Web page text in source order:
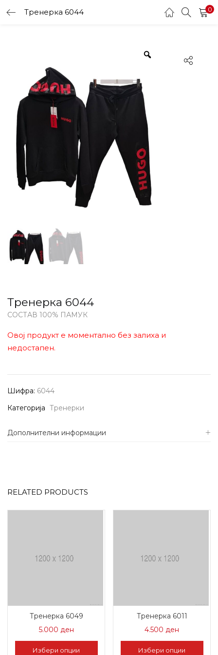
Тренерка 6044 0
Тренерка 6044
СОСТАВ 100% ПАМУК
Овој продукт е моментално без залиха и
недостапен.
Шифра: 6044
Категорија Тренерки
Дополнителни информации
RELATED PRODUCTS
Тренерка 6049
5.000 ден
Избери опции
Тренерка 6011
4.500 ден
Избери опции
LOGIN
Enter your username and password to login.
Remember me
Login
Lost password?